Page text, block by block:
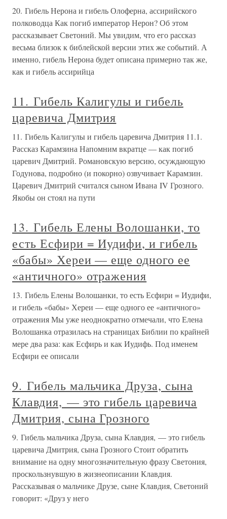
20. Гибель Нерона и гибель Олоферна, ассирийского
полководца Как погиб император Нерон? Об этом
рассказывает Светоний. Мы увидим, что его рассказ
весьма близок к библейской версии этих же событий. А
именно, гибель Нерона будет описана примерно так же,
как и гибель ассирийца
11. Гибель Калигулы и гибель
царевича Дмитрия
11. Гибель Калигулы и гибель царевича Дмитрия 11.1.
Рассказ Карамзина Напомним вкратце — как погиб
царевич Дмитрий. Романовскую версию, осуждающую
Годунова, подробно (и покорно) озвучивает Карамзин.
Царевич Дмитрий считался сыном Ивана IV Грозного.
Якобы он стоял на пути
13. Гибель Елены Волошанки, то
есть Есфири = Иудифи, и гибель
«бабы» Хереи — еще одного ее
«античного» отражения
13. Гибель Елены Волошанки, то есть Есфири = Иудифи,
и гибель «бабы» Хереи — еще одного ее «античного»
отражения Мы уже неоднократно отмечали, что Елена
Волошанка отразилась на страницах Библии по крайней
мере два раза: как Есфирь и как Иудифь. Под именем
Есфири ее описали
9. Гибель мальчика Друза, сына
Клавдия, — это гибель царевича
Дмитрия, сына Грозного
9. Гибель мальчика Друза, сына Клавдия, — это гибель
царевича Дмитрия, сына Грозного Стоит обратить
внимание на одну многозначительную фразу Светония,
проскользнувшую в жизнеописании Клавдия.
Рассказывая о мальчике Друзе, сыне Клавдия, Светоний
говорит: «Друз у него